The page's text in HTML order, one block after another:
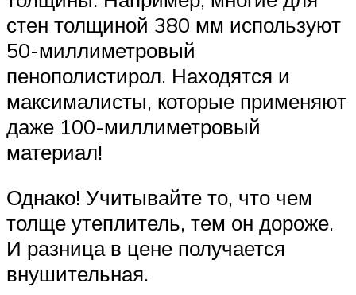
стен толщиной 380 мм используют
50-миллиметровый
пенополистирол. Находятся и
максималисты, которые применяют
даже 100-миллиметровый
материал!
Однако! Учитывайте то, что чем
толще утеплитель, тем он дороже.
И разница в цене получается
внушительная.